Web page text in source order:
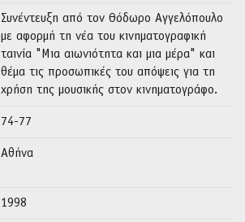
Συνέντευξη από τον Θόδωρο Αγγελόπουλο
με αφορμή τη νέα του κινηματογραφική
ταινία "Μια αιωνιότητα και μια μέρα" και
θέμα τις προσωπικές του απόψεις για τη
χρήση της μουσικής στον κινηματογράφο.
74-77
Αθήνα
1998